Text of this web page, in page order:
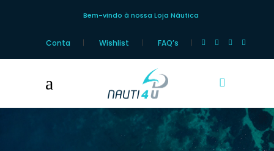
Bem-vindo à nossa Loja Náutica
Conta Wishlist FAQ’s